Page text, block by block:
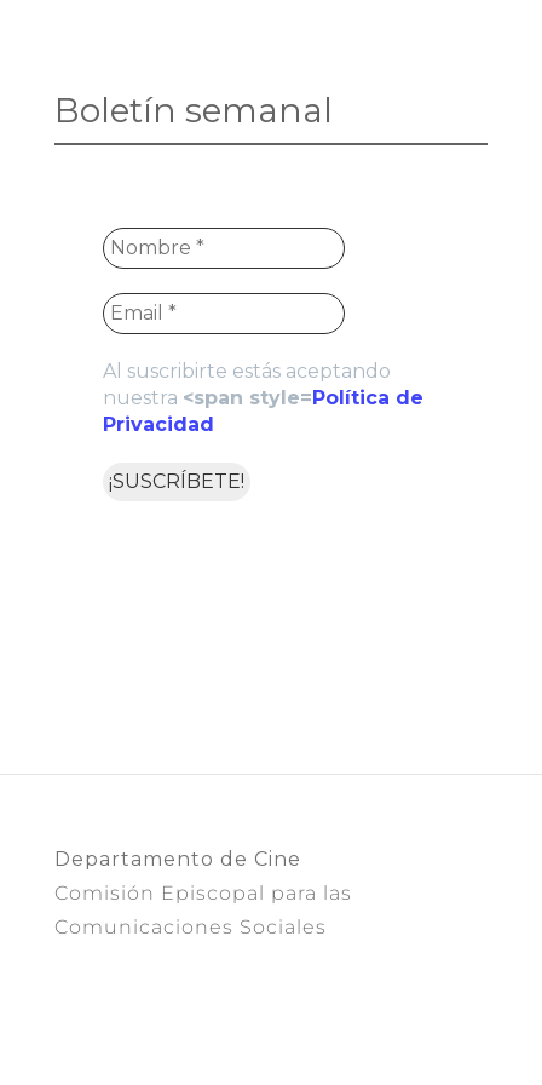
Boletín semanal
Al suscribirte estás aceptando
nuestra <span style= Política de
Privacidad
Departamento de Cine
Comisión Episcopal para las
Comunicaciones Sociales